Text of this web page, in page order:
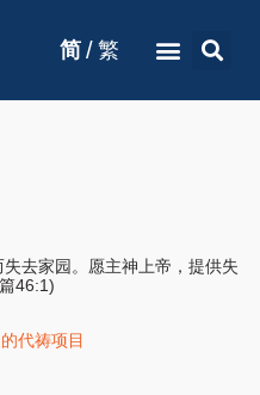
简 / 繁
去家园。愿主神上帝，提供失
46:1)
代祷项目